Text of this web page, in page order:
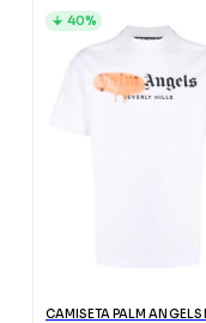
40%